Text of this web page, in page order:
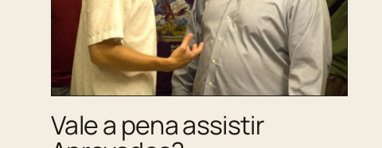
Vale a pena assistir